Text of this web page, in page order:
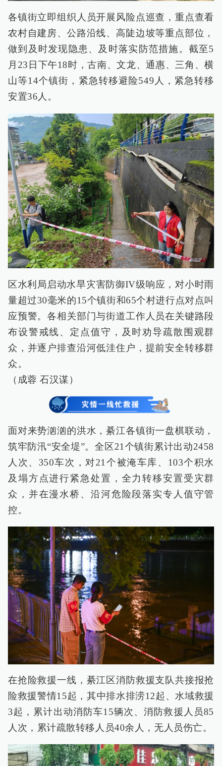
各镇街立即组织人员开展风险点巡查，重点查看
农村自建房、公路沿线、高陡边坡等重点部位，
做到及时发现隐患、及时落实防范措施。截至5
月23日下午18时，古南、文龙、通惠、三角、横
山等14个镇街，紧急转移避险549人，紧急转移
安置36人。
区水利局启动水旱灾害防御IV级响应，对小时雨
量超过30毫米的15个镇街和65个村进行点对点叫
应预警。各相关部门与街道工作人员在关键路段
布设警戒线、定点值守，及时劝导疏散围观群
众，并逐户排查沿河低洼住户，提前安全转移群
众。
（成蓉 石汉谋）
面对来势汹汹的洪水，綦江各镇街一盘棋联动，
筑牢防汛“安全堤”。全区21个镇街累计出动2458
人次、350车次，对21个被淹车库、103个积水
及塌方点进行紧急处置，全力转移安置受灾群
众，并在漫水桥、沿河危险段落实专人值守管
控。
在抢险救援一线，綦江区消防救援支队共接报抢
险救援警情15起，其中排水排涝12起、水域救援
3起，累计出动消防车15辆次、消防救援人员85
人次，累计疏散转移人员40余人，无人员伤亡。